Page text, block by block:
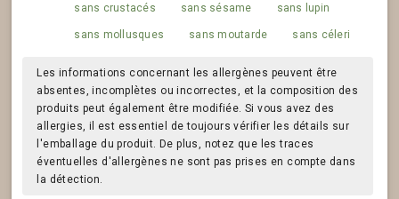
sans crustacés sans sésame sans lupin
sans mollusques sans moutarde sans céleri
Les informations concernant les allergènes peuvent être
absentes, incomplètes ou incorrectes, et la composition des
produits peut également être modifiée. Si vous avez des
allergies, il est essentiel de toujours vérifier les détails sur
l'emballage du produit. De plus, notez que les traces
éventuelles d'allergènes ne sont pas prises en compte dans
la détection.